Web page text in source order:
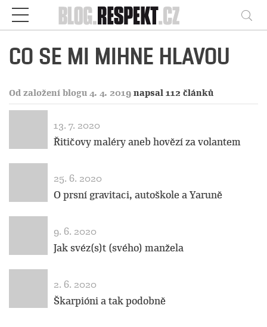
Respekt
CO SE MI MIHNE HLAVOU
Od založení blogu 4. 4. 2019 napsal 112 článků
13. 7. 2020
Řitičovy maléry aneb hovězí za volantem
25. 6. 2020
O prsní gravitaci, autoškole a Yaruně
9. 6. 2020
Jak svéz(s)t (svého) manžela
2. 6. 2020
Škarpióni a tak podobně